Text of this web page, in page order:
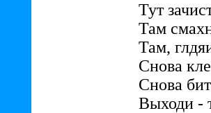
Тут
Там
Там,
Снова
Снова
Выходи -